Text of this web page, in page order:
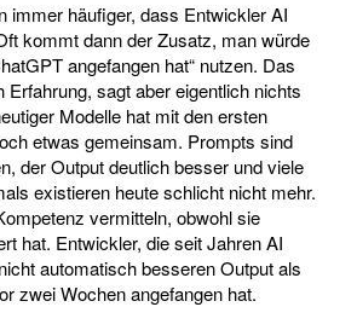
immer häufiger, dass Entwickler AI
kommt dann der Zusatz, man würde
angefangen hat“ nutzen. Das
Erfahrung, sagt aber eigentlich nichts
Modelle hat mit den ersten
etwas gemeinsam. Prompts sind
der Output deutlich besser und viele
existieren heute schlicht nicht mehr.
vermitteln, obwohl sie
hat. Entwickler, die seit Jahren AI
automatisch besseren Output als
zwei Wochen angefangen hat.